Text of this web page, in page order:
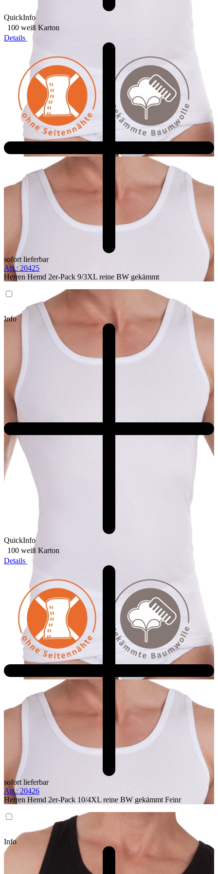
QuickInfo
100 weiß Karton
Details
sofort lieferbar
Art.: 20425
Herren Hemd 2er-Pack 9/3XL reine BW gekämmt
Info
QuickInfo
100 weiß Karton
Details
sofort lieferbar
Art.: 20426
Herren Hemd 2er-Pack 10/4XL reine BW gekämmt Feinr
Info